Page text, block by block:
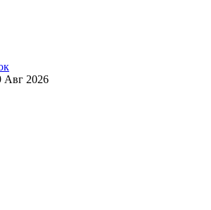
Авг 2026